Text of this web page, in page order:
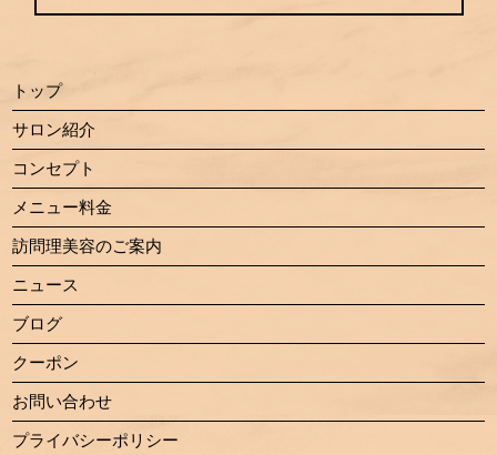
トップ
サロン紹介
コンセプト
メニュー料金
訪問理美容のご案内
ニュース
ブログ
クーポン
お問い合わせ
プライバシーポリシー